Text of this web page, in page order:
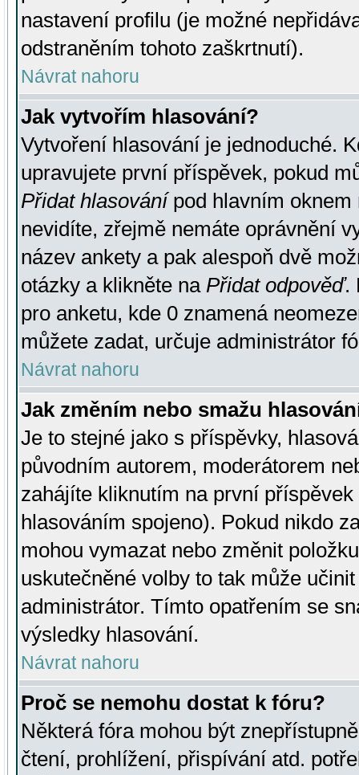
nastavení profilu (je možné
odstraněním tohoto zaškrtnutí).
Návrat nahoru
Jak vytvořím hlasování?
Vytvoření hlasování je jednoduché.
upravujete první příspěvek, pokud
Přidat hlasovánípod hlavním oknem
nevidíte, zřejmě nemáte oprávnění
název ankety a pak alespoň dvě
otázky a klikněte na Přidat odpověď.
pro anketu, kde 0 znamená
můžete zadat, určuje administrátor
Návrat nahoru
Jak změním nebo smažu
Je to stejné jako s příspěvky,
původním autorem, moderátorem
zahájíte kliknutím na první
hlasováním spojeno). Pokud nikdo
mohou vymazat nebo změnit
uskutečněné volby to tak může
administrátor. Tímto opatřením se
výsledky hlasování.
Návrat nahoru
Proč se nemohu dostat k fóru?
Některá fóra mohou být
čtení, prohlížení, přispívání atd.